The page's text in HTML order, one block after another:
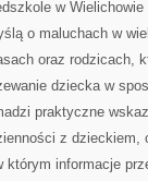
w
o maluchach w
oraz rodzicach,
dziecka w
praktyczne
z dzieckiem,
informacje